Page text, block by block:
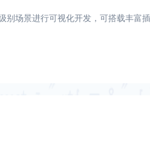
场景进行可视化开发，可搭载丰富插